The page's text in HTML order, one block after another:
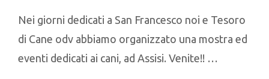
Nei giorni dedicati a San Francesco noi e Tesoro
di Cane odv abbiamo organizzato una mostra ed
eventi dedicati ai cani, ad Assisi. Venite!! …